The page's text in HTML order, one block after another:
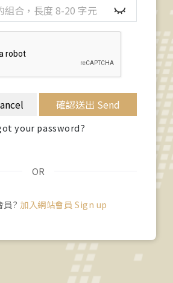
確認送出 Send
your password?
OR
員? 加入網站會員 Sign up